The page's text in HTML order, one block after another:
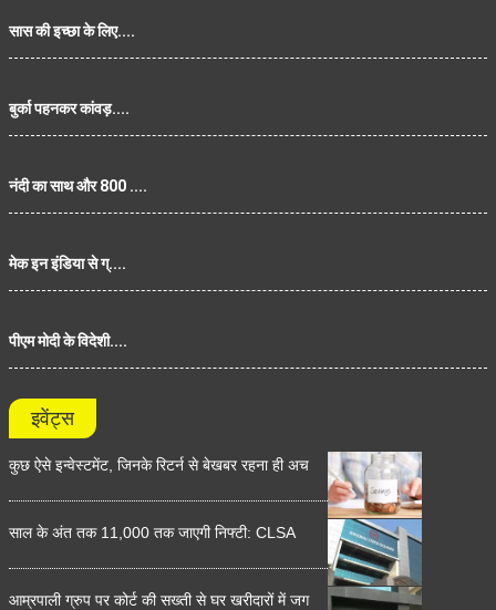
सास की इच्छा के लिए....
बुर्का पहनकर कांवड़....
नंदी का साथ और 800 ....
मेक इन इंडिया से ग्....
पीएम मोदी के विदेशी....
इवेंट्स
कुछ ऐसे इन्वेस्टमेंट, जिनके रिटर्न से बेखबर रहना ही अच
साल के अंत तक 11,000 तक जाएगी निफ्टी: CLSA
आम्रपाली ग्रुप पर कोर्ट की सख्ती से घर खरीदारों में जग